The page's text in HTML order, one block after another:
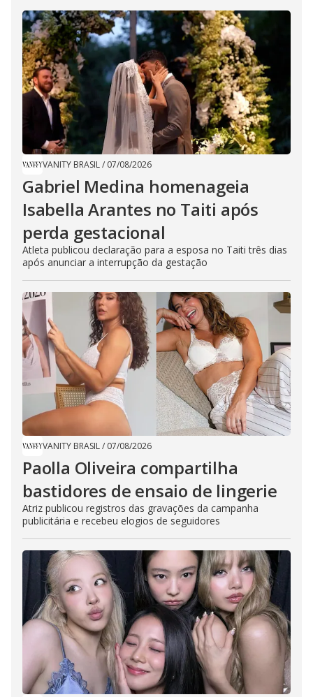
VANITY BRASIL/ 07/08/2026
Gabriel Medina homenageia
Isabella Arantes no Taiti após
perda gestacional
Atleta publicou declaração para a esposa no Taiti três dias
após anunciar a interrupção da gestação
VANITY BRASIL/ 07/08/2026
Paolla Oliveira compartilha
bastidores de ensaio de lingerie
Atriz publicou registros das gravações da campanha
publicitária e recebeu elogios de seguidores